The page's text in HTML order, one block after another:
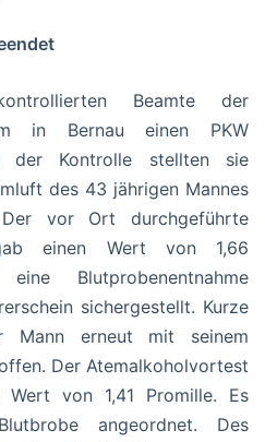
Beamte der
in Bernau einen PKW
der Kontrolle stellten sie
des 43 jährigen Mannes
vor Ort durchgeführte
einen Wert von 1,66
Blutprobenentnahme
sichergestellt. Kurze
Mann erneut mit seinem
Der Atemalkoholvortest
von 1,41 Promille. Es
angeordnet. Des